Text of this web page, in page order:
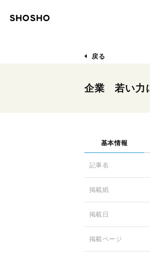
戻る
企業 若い力
基本情報
記事名
掲載紙
掲載日
掲載ページ